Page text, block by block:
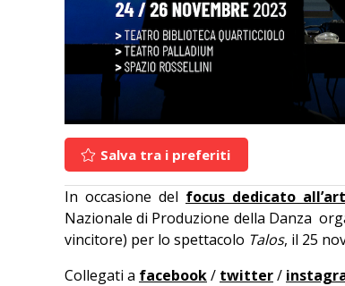
Salva tra i preferiti
In occasione del focus dedicato
Nazionale di Produzione della Danza
vincitore) per lo spettacolo Talos, il 25
Collegati a facebook/ twitter/